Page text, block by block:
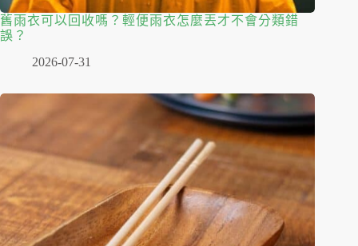
舊雨衣可以回收嗎？輕便雨衣怎麼丟才不會分類錯
誤？
2026-07-31